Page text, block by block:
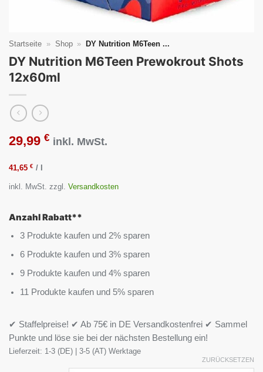
Startseite » Shop » DY Nutrition M6Teen ...
DY Nutrition M6Teen Prewokrout Shots
12x60ml
29,99 € inkl. MwSt.
41,65 € /
inkl. MwSt. zzgl. Versandkosten
Anzahl Rabatt**
3 Produkte kaufen und 2% sparen
6 Produkte kaufen und 3% sparen
9 Produkte kaufen und 4% sparen
11 Produkte kaufen und 5% sparen
✔ Staffelpreise! ✔ Ab 75€ in DE Versandkostenfrei ✔ Sammel
Punkte und löse sie bei der nächsten Bestellung ein!
Lieferzeit: 1-3 (DE) | 3-5 (AT) Werktage
ZURÜCKSETZEN